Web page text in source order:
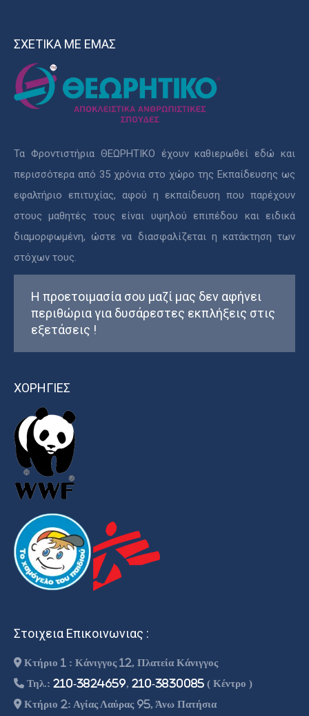
ΣΧΕΤΙΚΑ ΜΕ ΕΜΑΣ
Τα Φροντιστήρια ΘΕΩΡΗΤΙΚΟ έχουν καθιερωθεί εδώ και
περισσότερα από 35 χρόνια στο χώρο της Εκπαίδευσης ως
εφαλτήριο επιτυχίας, αφού η εκπαίδευση που παρέχουν
στους μαθητές τους είναι υψηλού επιπέδου και ειδικά
διαμορφωμένη, ώστε να διασφαλίζεται η κατάκτηση των
στόχων τους.
Η προετοιμασία σου μαζί μας δεν αφήνει
περιθώρια για δυσάρεστες εκπλήξεις στις
εξετάσεις !
ΧΟΡΗΓΙΕΣ
Στοιχεια Επικοινωνιας :
Κτήριο 1 : Κάνιγγος 12, Πλατεία Κάνιγγος
Τηλ.: 210-3824659 210-3830085 ( Κέντρο )
Κτήριο 2: Αγίας Λαύρας 95, Άνω Πατήσια